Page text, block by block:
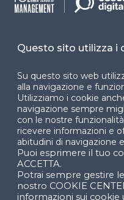
Facebook
© 2024 Copyright ©
di Ingegneria Gestionale
Questo sito utilizza i
Su questo sito web
alla navigazione e
Utilizziamo i cookie
navigazione sempre
con le nostre
ricevere informazioni e
abitudini di navigazione
Puoi esprimere il tuo
ACCETTA.
Potrai sempre gestire
nostro COOKIE
informazioni sui cookie